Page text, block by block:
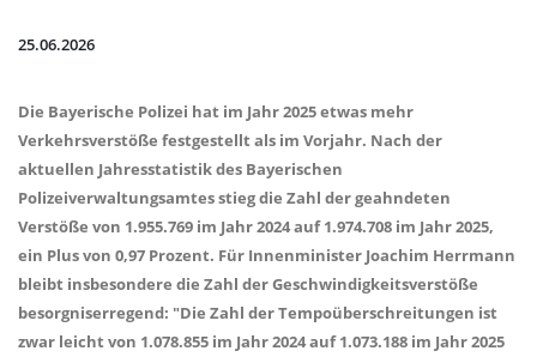
25.06.2026
Die Bayerische Polizei hat im Jahr 2025 etwas mehr
Verkehrsverstöße festgestellt als im Vorjahr. Nach der
aktuellen Jahresstatistik des Bayerischen
Polizeiverwaltungsamtes stieg die Zahl der geahndeten
Verstöße von 1.955.769 im Jahr 2024 auf 1.974.708 im Jahr 2025,
ein Plus von 0,97 Prozent. Für Innenminister Joachim Herrmann
bleibt insbesondere die Zahl der Geschwindigkeitsverstöße
besorgniserregend: "Die Zahl der Tempoüberschreitungen ist
zwar leicht von 1.078.855 im Jahr 2024 auf 1.073.188 im Jahr 2025